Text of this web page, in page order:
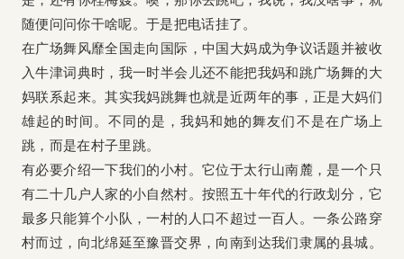
随便问问你干啥呢。于是把电话挂了。
在广场舞风靡全国走向国际，中国大妈成为争议话题并被收
入牛津词典时，我一时半会儿还不能把我妈和跳广场舞的大
妈联系起来。其实我妈跳舞也就是近两年的事，正是大妈们
雄起的时间。不同的是，我妈和她的舞友们不是在广场上
跳，而是在村子里跳。
有必要介绍一下我们的小村。它位于太行山南麓，是一个只
有二十几户人家的小自然村。按照五十年代的行政划分，它
最多只能算个小队，一村的人口不超过一百人。一条公路穿
村而过，向北绵延至豫晋交界，向南到达我们隶属的县城。